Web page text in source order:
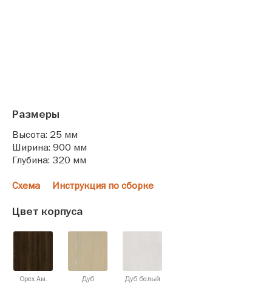
Размеры
Высота: 25 мм
Ширина: 900 мм
Глубина: 320 мм
Схема Инструкция по сборке
Цвет корпуса
Орех Ам. Дуб Дуб белый